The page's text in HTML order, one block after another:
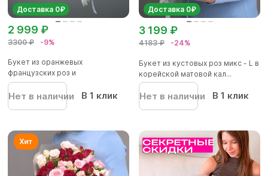
Доставка 0₽
3300 ₽ -9%
2 999 ₽
Букет из оранжевых
французских роз и
альстромерии - S в...
Нет в наличии В 1 клик
Доставка 0₽
4183 ₽ -24%
3 199 ₽
Букет из кустовых роз микс - L в
корейской матовой кал...
Нет в наличии В 1 клик